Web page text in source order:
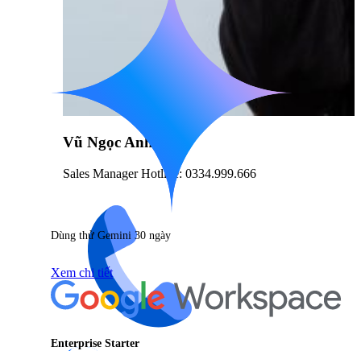
Vũ Ngọc Anh
Sales Manager Hotline: 0334.999.666
Dùng thử Gemini 30 ngày
Xem chi tiết
Enterprise Starter